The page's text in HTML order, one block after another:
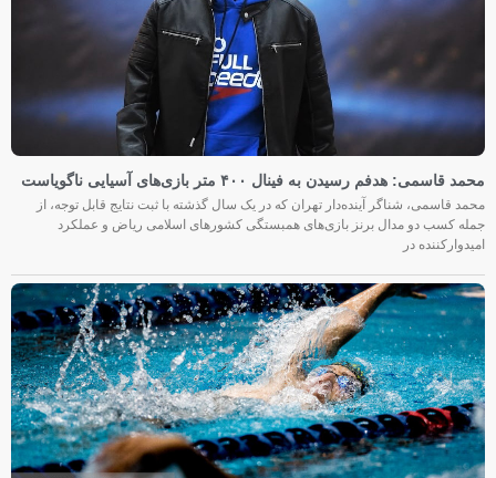
محمد قاسمی: هدفم رسیدن به فینال ۴۰۰ متر بازی‌های آسیایی ناگویاست
محمد قاسمی، شناگر آینده‌دار تهران که در یک سال گذشته با ثبت نتایج قابل توجه، از
جمله کسب دو مدال برنز بازی‌های همبستگی کشورهای اسلامی ریاض و عملکرد
امیدوارکننده در